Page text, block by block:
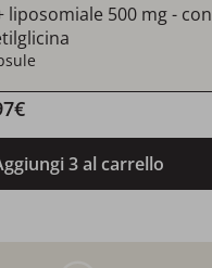
liposomiale 500 mg - con
3 al carrello